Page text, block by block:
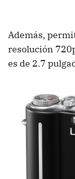
Además,
resolución
es de 2.7